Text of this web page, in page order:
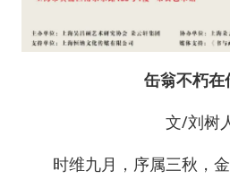
缶翁不朽在
文/刘树
时维九月，序属三秋，